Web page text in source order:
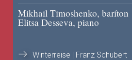
Mikhail Timoshenko, baríton
Elitsa Desseva, piano
Winterreise | Franz Schubert